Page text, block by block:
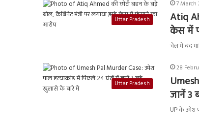
Uttar Pradesh
7 March
Atiq
केस में
जेल में बंद
Uttar Pradesh
28
जानें 3
UP के उमेश